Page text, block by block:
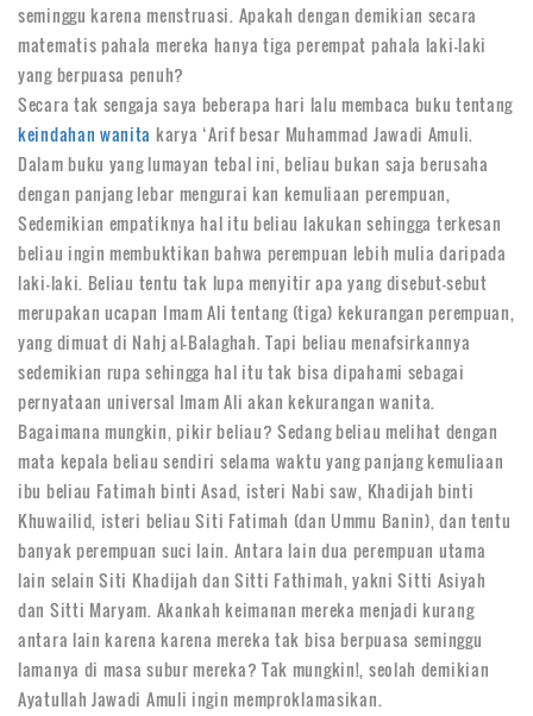
seminggu karena menstruasi. Apakah dengan demikian secara
matematis pahala mereka hanya tiga perempat pahala laki-laki
yang berpuasa penuh?
Secara tak sengaja saya beberapa hari lalu membaca buku tentang
keindahan wanita karya ‘Arif besar Muhammad Jawadi Amuli.
Dalam buku yang lumayan tebal ini, beliau bukan saja berusaha
dengan panjang lebar mengurai kan kemuliaan perempuan,
Sedemikian empatiknya hal itu beliau lakukan sehingga terkesan
beliau ingin membuktikan bahwa perempuan lebih mulia daripada
laki-laki. Beliau tentu tak lupa menyitir apa yang disebut-sebut
merupakan ucapan Imam Ali tentang (tiga) kekurangan perempuan,
yang dimuat di Nahj al-Balaghah. Tapi beliau menafsirkannya
sedemikian rupa sehingga hal itu tak bisa dipahami sebagai
pernyataan universal Imam Ali akan kekurangan wanita.
Bagaimana mungkin, pikir beliau? Sedang beliau melihat dengan
mata kepala beliau sendiri selama waktu yang panjang kemuliaan
ibu beliau Fatimah binti Asad, isteri Nabi saw, Khadijah binti
Khuwailid, isteri beliau Siti Fatimah (dan Ummu Banin), dan tentu
banyak perempuan suci lain. Antara lain dua perempuan utama
lain selain Siti Khadijah dan Sitti Fathimah, yakni Sitti Asiyah
dan Sitti Maryam. Akankah keimanan mereka menjadi kurang
antara lain karena karena mereka tak bisa berpuasa seminggu
lamanya di masa subur mereka? Tak mungkin!, seolah demikian
Ayatullah Jawadi Amuli ingin memproklamasikan.